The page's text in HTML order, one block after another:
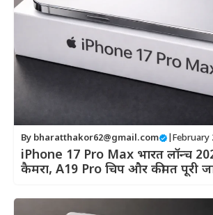
By bharatthakor62@gmail.com February
iPhone 17 Pro Max भारत लॉन्च
कैमरा, A19 Pro चिप और कीमत पूरी